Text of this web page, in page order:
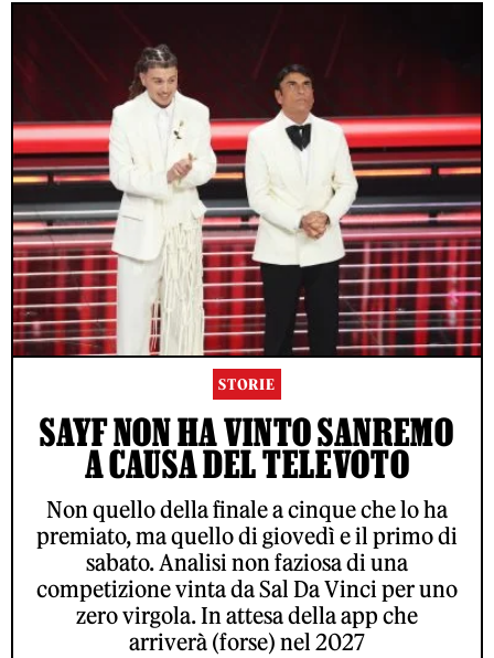
STORIE
SAYF NON HA VINTO SANREMO
A CAUSA DEL TELEVOTO
Non quello della finale a cinque che lo ha
premiato, ma quello di giovedì e il primo di
sabato. Analisi non faziosa di una
competizione vinta da Sal Da Vinci per uno
zero virgola. In attesa della app che
arriverà (forse) nel 2027